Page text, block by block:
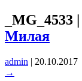
_MG_4533 |
Милая
admin | 20.10.2017
→